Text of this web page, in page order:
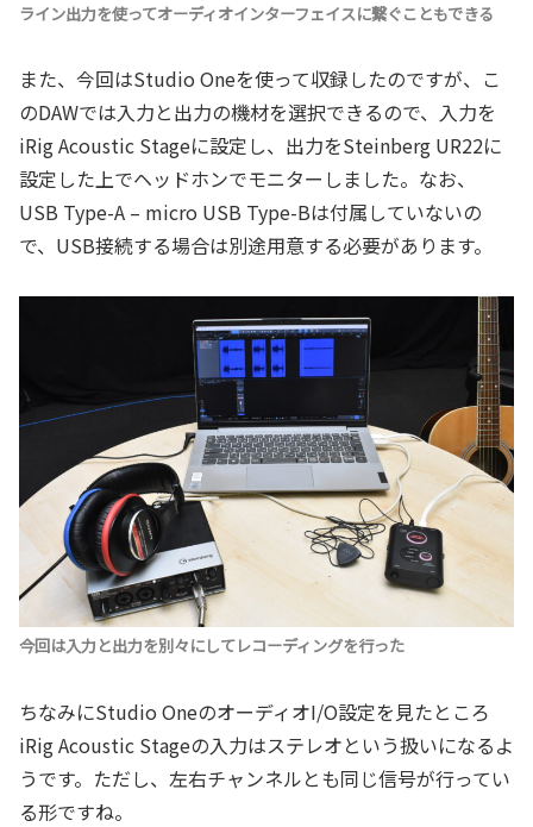
ライン出力を使ってオーディオインターフェイスに繋ぐこともできる
また、今回はStudio Oneを使って収録したのですが、こ
のDAWでは入力と出力の機材を選択できるので、入力を
iRig Acoustic Stageに設定し、出力をSteinberg UR22に
設定した上でヘッドホンでモニターしました。なお、
USB Type-A – micro USB Type-Bは付属していないの
で、USB接続する場合は別途用意する必要があります。
今回は入力と出力を別々にしてレコーディングを行った
ちなみにStudio OneのオーディオI/O設定を見たところ
iRig Acoustic Stageの入力はステレオという扱いになるよ
うです。ただし、左右チャンネルとも同じ信号が行ってい
る形ですね。